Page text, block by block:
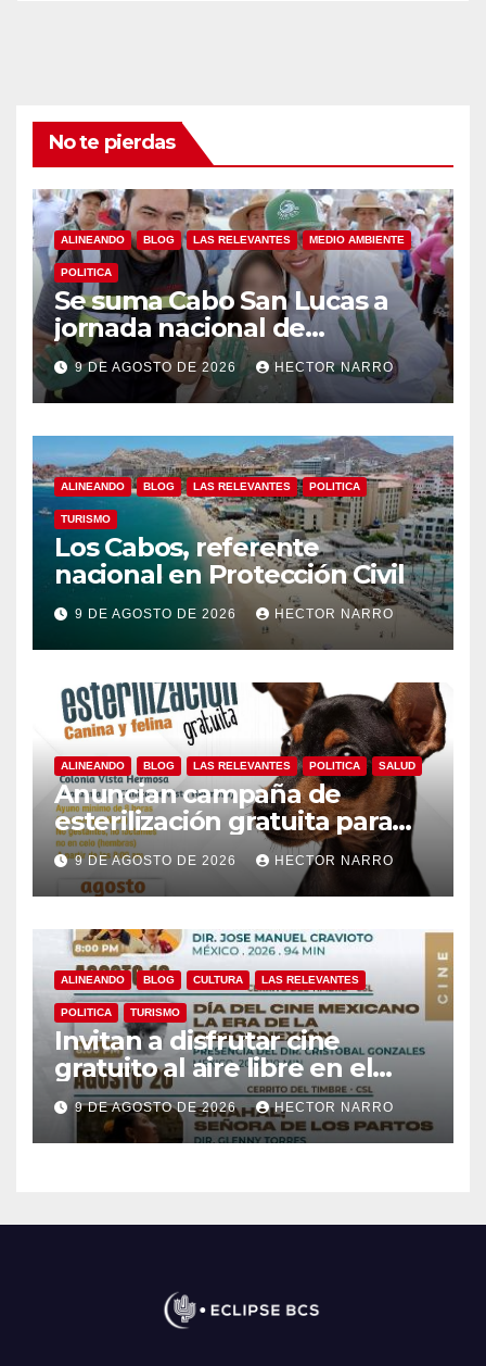
No te pierdas
ALINEANDO BLOG LAS RELEVANTES MEDIO AMBIENTE
POLITICA
Se suma Cabo San Lucas a
jornada nacional de
reforestación
9 DE AGOSTO DE 2026 HECTOR NARRO
ALINEANDO BLOG LAS RELEVANTES POLITICA
TURISMO
Los Cabos, referente
nacional en Protección Civil
9 DE AGOSTO DE 2026 HECTOR NARRO
ALINEANDO BLOG LAS RELEVANTES POLITICA SALUD
Anuncian campaña de
esterilización gratuita para
perros y gatos en San José
del Cabo
9 DE AGOSTO DE 2026 HECTOR NARRO
ALINEANDO BLOG CULTURA LAS RELEVANTES
POLITICA TURISMO
Invitan a disfrutar cine
gratuito al aire libre en el
Cerrito del Timbre de Cabo
San Lucas
9 DE AGOSTO DE 2026 HECTOR NARRO